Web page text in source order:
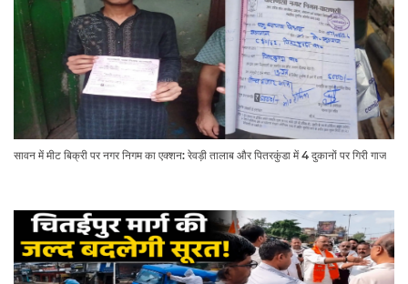
सावन में मीट बिक्री पर नगर निगम का एक्शन: रेवड़ी तालाब और पितरकुंडा में 4 दुकानों पर गिरी गाज